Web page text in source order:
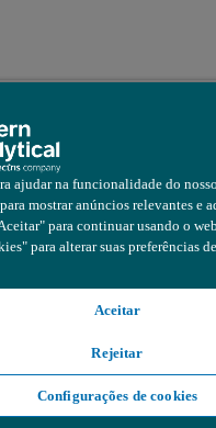
ajudar na funcionalidade do
mostrar anúncios relevantes e
para continuar usando o
para alterar suas preferências
Aceitar
Rejeitar
Configurações de cookies